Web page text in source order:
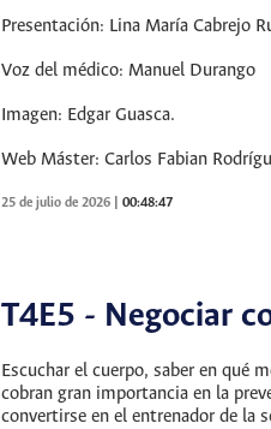
Presentación: Lina María Cabrejo
Voz del médico: Manuel Durango
Imagen: Edgar Guasca.
Web Máster: Carlos Fabian
25 de julio de 2026 00:48:47
T4E5 - Negociar
Escuchar el cuerpo, saber en qué
cobran gran importancia en la
convertirse en el entrenador de la